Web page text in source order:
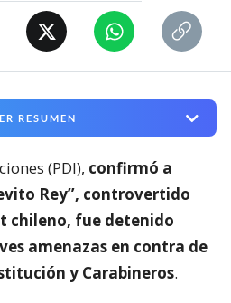
RESUMEN
(PDI), confirmó a
Rey”, controvertido
chileno, fue detenido
amenazas en contra de
y Carabineros.